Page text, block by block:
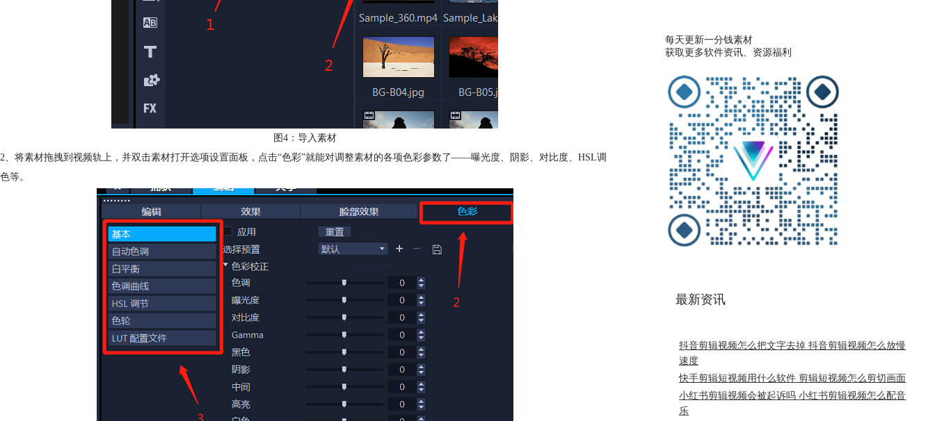
图4：导入素材
2、将素材拖拽到视频轨上，并双击素材打开选项设置面板，点击“色彩”就能对调整素材的各项色彩参数了——曝光度、阴影、对比度、HSL调
色等。
每天更新一分钱素材
获取更多软件资讯、资源福利
最新资讯
抖音剪辑视频怎么把文字去掉 抖音剪辑视频怎么放慢
速度
快手剪辑短视频用什么软件 剪辑短视频怎么剪切画面
小红书剪辑视频会被起诉吗 小红书剪辑视频怎么配音
乐